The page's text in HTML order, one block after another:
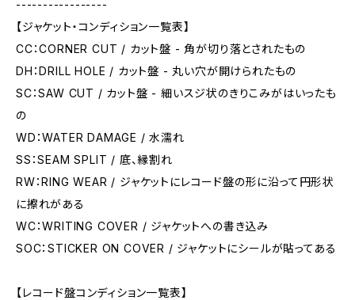
-----------------
【ジャケット・コンディション一覧表】
CC：CORNER CUT / カット盤 - 角が切り落とされたもの
DH：DRILL HOLE / カット盤 - 丸い穴が開けられたもの
SC：SAW CUT / カット盤 - 細いスジ状のきりこみがはいったも
の
WD：WATER DAMAGE / 水濡れ
SS：SEAM SPLIT / 底、縁割れ
RW：RING WEAR / ジャケットにレコード盤の形に沿って円形状
に擦れがある
WC：WRITING COVER / ジャケットへの書き込み
SOC：STICKER ON COVER / ジャケットにシールが貼ってある
【レコード盤コンディション一覧表】